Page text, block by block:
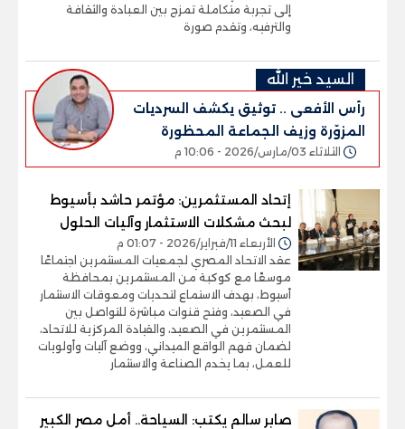
إلى تجربة متكاملة تمزج بين العبادة والثقافة
والترفيه، وتقدم صورة
السيد خير الله
رأس الأفعى .. توثيق يكشف السرديات
المزوّرة وزيف الجماعة المحظورة
الثلاثاء 03/مارس/2026 - 10:06 م
إتحاد المستثمرين: مؤتمر حاشد بأسيوط
لبحث مشكلات الاستثمار وآليات الحلول
الأربعاء 11/فبراير/2026 - 01:07 م
عقد الاتحاد المصري لجمعيات المستثمرين اجتماعًا
موسعًا مع كوكبة من المستثمرين بمحافظة
أسيوط، بهدف الاستماع لتحديات ومعوقات الاستثمار
في الصعيد، وفتح قنوات مباشرة للتواصل بين
المستثمرين في الصعيد، والقيادة المركزية للاتحاد،
لضمان فهم الواقع الميداني، ووضع آليات وأولويات
للعمل، بما يخدم الصناعة والاستثمار
صابر سالم يكتب: السياحة.. أمل مصر الكبير